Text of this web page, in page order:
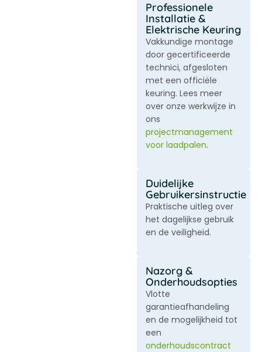
Professionele
Installatie &
Elektrische Keuring
Vakkundige montage
door gecertificeerde
technici, afgesloten
met een officiële
keuring. Lees meer
over onze werkwijze in
ons
projectmanagement
voor laadpalen.
Duidelijke
Gebruikersinstructie
Praktische uitleg over
het dagelijkse gebruik
en de veiligheid.
Nazorg &
Onderhoudsopties
Vlotte
garantieafhandeling
en de mogelijkheid tot
een
onderhoudscontract